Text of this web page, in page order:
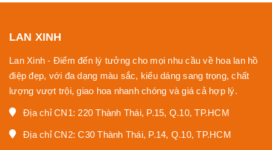
LAN XINH
Lan Xinh - Điểm đến lý tưởng cho mọi nhu cầu về hoa lan hồ
điệp đẹp, với đa dạng màu sắc, kiểu dáng sang trọng, chất
lượng vượt trội, giao hoa nhanh chóng và giá cả hợp lý.
Địa chỉ CN1: 220 Thành Thái, P.15, Q.10, TP.HCM
Địa chỉ CN2: C30 Thành Thái, P.14, Q.10, TP.HCM